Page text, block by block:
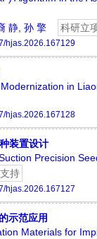
静, 孙 擎 科研立
hjas.2026.167129
in
hjas.2026.167128
装置设计
Precision
持
hjas.2026.167127
示范应用
Materials for